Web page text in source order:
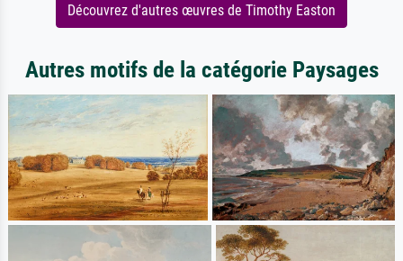
Découvrez d'autres œuvres de Timothy Easton
Autres motifs de la catégorie Paysages